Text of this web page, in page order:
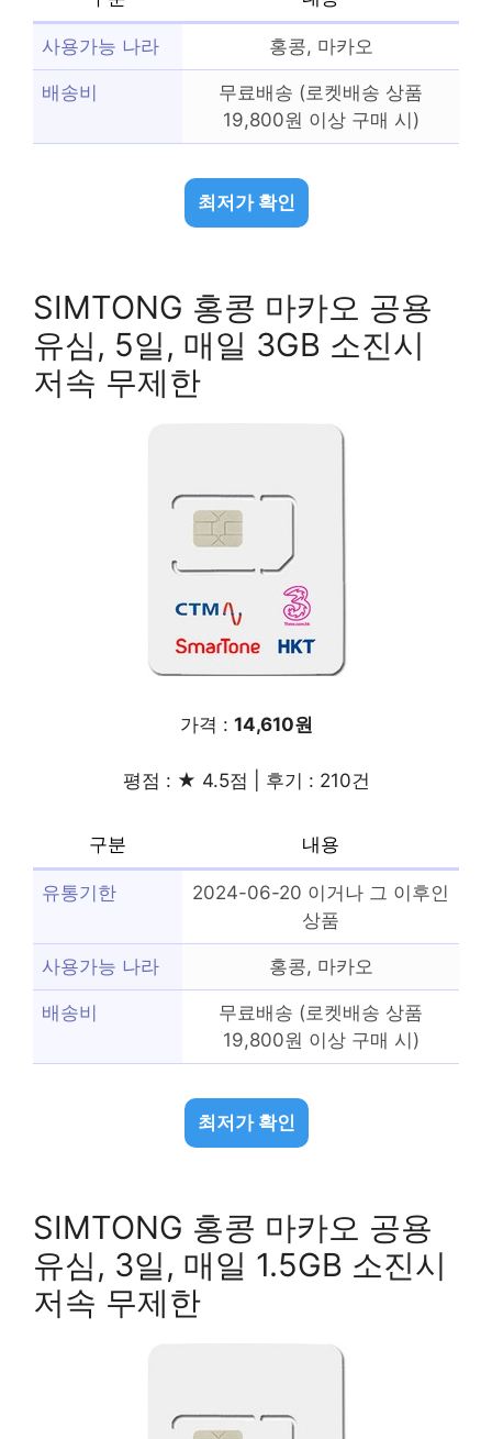
사용가능 나라 홍콩, 마카오
배송비
무료배송 (로켓배송 상품
19,800원 이상 구매 시)
최저가 확인
SIMTONG 홍콩 마카오 공용
유심, 5일, 매일 3GB 소진시
저속 무제한
가격 : 14,610원
평점 : ★ 4.5점 | 후기 : 210건
구분 내용
유통기한
2024-06-20 이거나 그 이후인
상품
사용가능 나라 홍콩, 마카오
배송비
무료배송 (로켓배송 상품
19,800원 이상 구매 시)
최저가 확인
SIMTONG 홍콩 마카오 공용
유심, 3일, 매일 1.5GB 소진시
저속 무제한